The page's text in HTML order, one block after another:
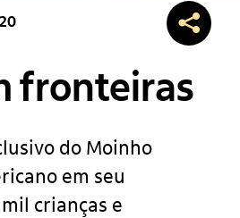
fronteiras
do Moinho
em seu
crianças e